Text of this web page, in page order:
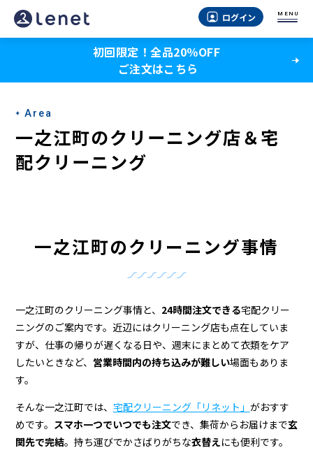
一
之
町
の
ク
リ
＆
宅
配
ク
リ
ー
ログイン MENU
初回限定！全品20％OFF
ご注文はこちら
Area
一之江町のクリーニング店＆宅
配クリーニング
一之江町のクリーニング事情
一之江町のクリーニング事情と、 24時間注文できる宅配クリー
ニングのご案内です。近辺にはクリーニング店も点在していま
すが、仕事の帰りが遅くなる日や、週末にまとめて衣類をケア
したいときなど、 営業時間内の持ち込みが難しい場面もありま
す。
そんな一之江町では、 宅配クリーニング「リネット」 がおすす
めです。 スマホ一つでいつでも注文でき、集荷からお届けまで玄
関先で完結。持ち運びでかさばりがちな衣替えにも便利です。